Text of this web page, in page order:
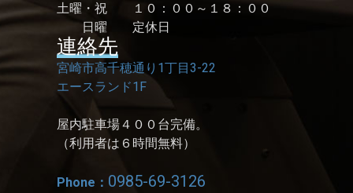
土曜・祝 １０：００～１８：００
日曜 定休日
連絡先
宮崎市高千穂通り1丁目3-22
エースランド1F
屋内駐車場４００台完備。
（利用者は６時間無料）
Phone： 0985-69-3126